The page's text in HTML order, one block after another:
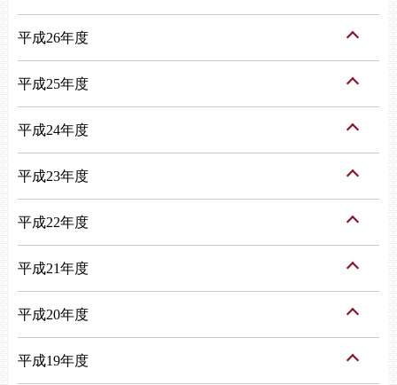
平成26年度
平成25年度
平成24年度
平成23年度
平成22年度
平成21年度
平成20年度
平成19年度